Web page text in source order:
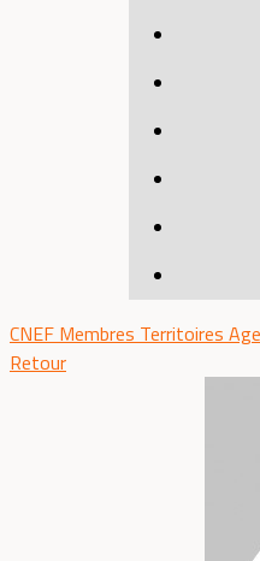
CNEF Membres Territoires
Retour